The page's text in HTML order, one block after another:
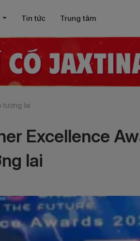
Tin tức Trung tâm
tương lai
Excellence
lai